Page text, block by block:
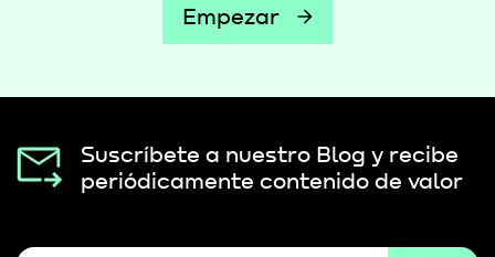
Empezar
Suscríbete a nuestro Blog y recibe
periódicamente contenido de valor